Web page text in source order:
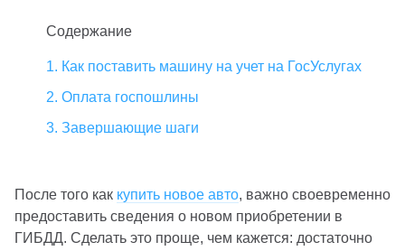
Содержание
1. Как поставить машину на учет на ГосУслугах
2. Оплата госпошлины
3. Завершающие шаги
После того как купить новое авто, важно своевременно
предоставить сведения о новом приобретении в
ГИБДД. Сделать это проще, чем кажется: достаточно